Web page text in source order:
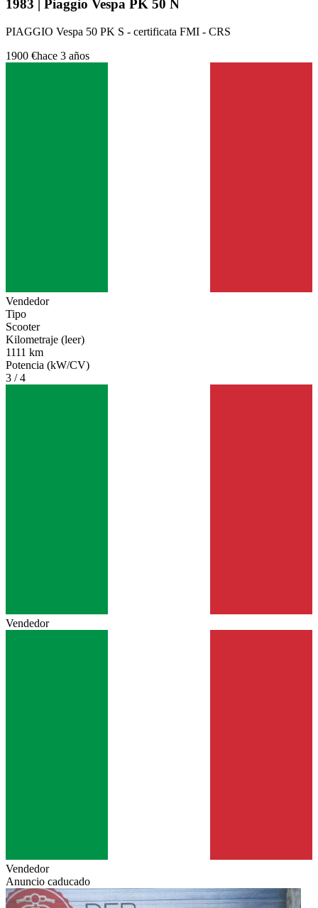
1983 | Piaggio Vespa PK 50 N
PIAGGIO Vespa 50 PK S - certificata FMI - CRS
1900 €hace 3 años
Vendedor
Tipo
Scooter
Kilometraje (leer)
1111 km
Potencia (kW/CV)
3 / 4
Vendedor
Vendedor
Anuncio caducado